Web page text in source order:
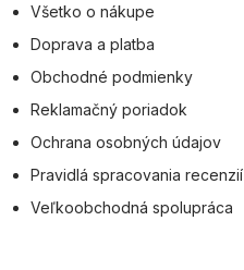
Všetko o nákupe
Doprava a platba
Obchodné podmienky
Reklamačný poriadok
Ochrana osobných údajov
Pravidlá spracovania recenzií
Veľkoobchodná spolupráca